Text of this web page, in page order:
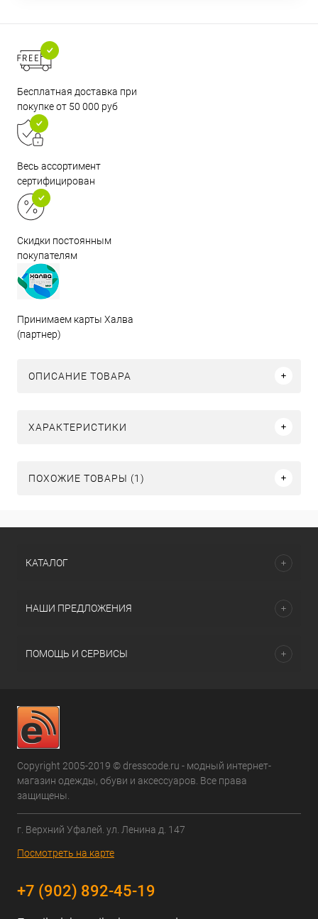
Бесплатная доставка при
покупке от 50 000 руб
Весь ассортимент
сертифицирован
Скидки постоянным
покупателям
Принимаем карты Халва
(партнер)
ОПИСАНИЕ ТОВАРА
ХАРАКТЕРИСТИКИ
ПОХОЖИЕ ТОВАРЫ (1)
КАТАЛОГ
НАШИ ПРЕДЛОЖЕНИЯ
ПОМОЩЬ И СЕРВИСЫ
Copyright 2005-2019 © dresscode.ru - модный интернет-
магазин одежды, обуви и аксессуаров. Все права
защищены.
г. Верхний Уфалей. ул. Ленина д. 147
Посмотреть на карте
+7 (902) 892-45-19